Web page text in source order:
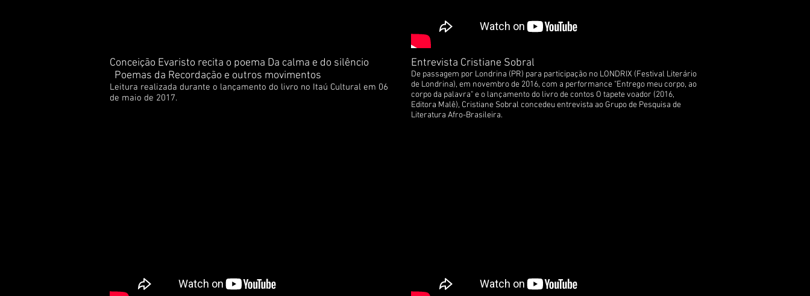
Conceição Evaristo recita o poema Da calma e do silêncio
Poemas da Recordação e outros movimentos
Leitura realizada durante o lançamento do livro no Itaú Cultural em 06
de maio de 2017.
Entrevista Cristiane Sobral
De passagem por Londrina (PR) para participação no LONDRIX (Festival Literário
de Londrina), em novembro de 2016, com a performance "Entrego meu corpo, ao
corpo da palavra" e o lançamento do livro de contos O tapete voador (2016,
Editora Malê), Cristiane Sobral concedeu entrevista ao Grupo de Pesquisa de
Literatura Afro-Brasileira.